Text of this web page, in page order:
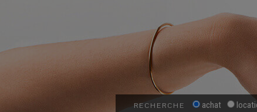
RECHERCHE achat